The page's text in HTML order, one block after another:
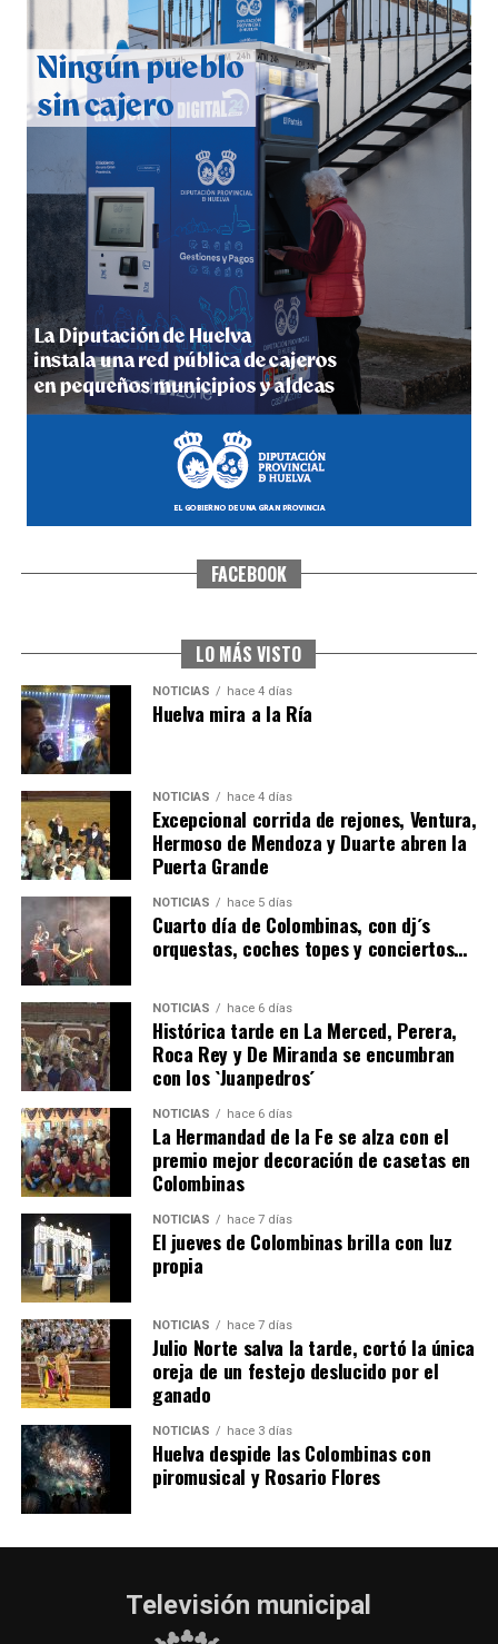
QUINTA CORRIDA DE LAS FIESTAS COLOMBINAS
2026
hace 4 días·Huelvatv
5º DÍA DE LAS FIESTAS COLOMBINAS 2026
hace 4 días·Huelvatv
CUARTA CORRIDA DE LAS FIESTAS COLOMBINAS
4º DÍA DE LAS FIESTAS COLOMBINAS 2026
hace 5 días Huelvatv
SEXTA CORRIDA DE LAS FIESTAS COLOMBINAS
2026
hace 3 días· Huelvatv
FACEBOOK
LO MÁS VISTO
NOTICIAS hace 4 días
Huelva mira a la Ría
NOTICIAS hace 4 días
Excepcional corrida de rejones, Ventura,
Hermoso de Mendoza y Duarte abren la
Puerta Grande
NOTICIAS hace 5 días
Cuarto día de Colombinas, con dj´s
orquestas, coches topes y conciertos…
NOTICIAS hace 6 días
Histórica tarde en La Merced, Perera,
Roca Rey y De Miranda se encumbran
con los `Juanpedros´
NOTICIAS hace 6 días
La Hermandad de la Fe se alza con el
premio mejor decoración de casetas en
Colombinas
NOTICIAS hace 7 días
El jueves de Colombinas brilla con luz
propia
NOTICIAS hace 7 días
Julio Norte salva la tarde, cortó la única
oreja de un festejo deslucido por el
ganado
NOTICIAS hace 3 días
Huelva despide las Colombinas con
piromusical y Rosario Flores
Televisión municipal